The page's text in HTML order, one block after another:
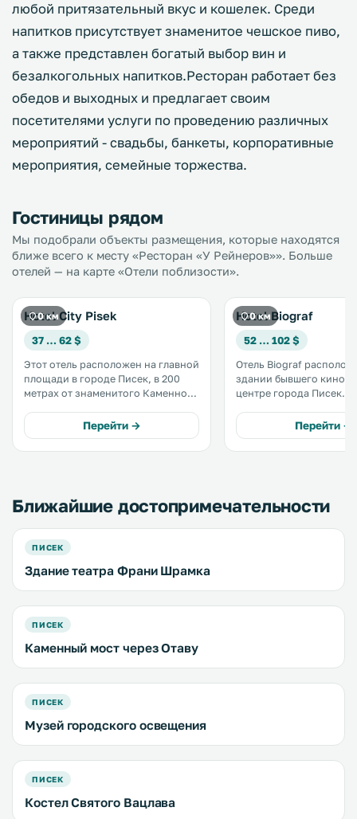
любой притязательный вкус и кошелек. Среди
напитков присутствует знаменитое чешское пиво,
а также представлен богатый выбор вин и
безалкогольных напитков.Ресторан работает без
обедов и выходных и предлагает своим
посетителями услуги по проведению различных
мероприятий - свадьбы, банкеты, корпоративные
мероприятия, семейные торжества.
Гостиницы рядом
Мы подобрали объекты размещения, которые находятся
ближе всего к месту «Ресторан «У Рейнеров»». Больше
отелей — на карте «Отели поблизости».
0 км
Hotel City Pisek
37 … 62 $
Этот отель расположен на главной
площади в городе Писек, в 200
метрах от знаменитого Каменного
и кафе-бар с зимним садом. Во
всех номерах отеля City Pisek
имеется небольшой холодильник
Перейти →
0 км
Hotel Biograf
52 … 102 $
Отель Biograf
здании бывшего
центре города Писек. К услугам
классической чешской
Стойка регистрации
круглосуточно. Гостям
Перейти →
Ближайшие достопримечательности
ПИСЕК
Здание театра Франи Шрамка
ПИСЕК
Каменный мост через Отаву
ПИСЕК
Музей городского освещения
ПИСЕК
Костел Святого Вацлава